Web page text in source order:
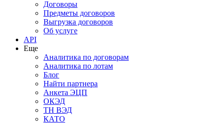
Договоры
Предметы договоров
Выгрузка договоров
Об услуге
API
Еще
Аналитика по договорам
Аналитика по лотам
Блог
Найти партнера
Анкета ЭЦП
ОКЭД
ТН ВЭД
КАТО